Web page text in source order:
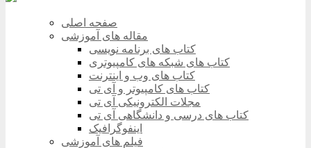
صفحه اصلی
مقاله های آموزشی
کتاب های برنامه نویسی
کتاب های شبکه های کامپیوتری
کتاب های وب و اینترنت
کتاب های کامپیوتر و آی تی
مجلات الکترونیکی آی تی
کتاب های درسی و دانشگاهی آی تی
اینفوگرافیک
فیلم های آموزشی